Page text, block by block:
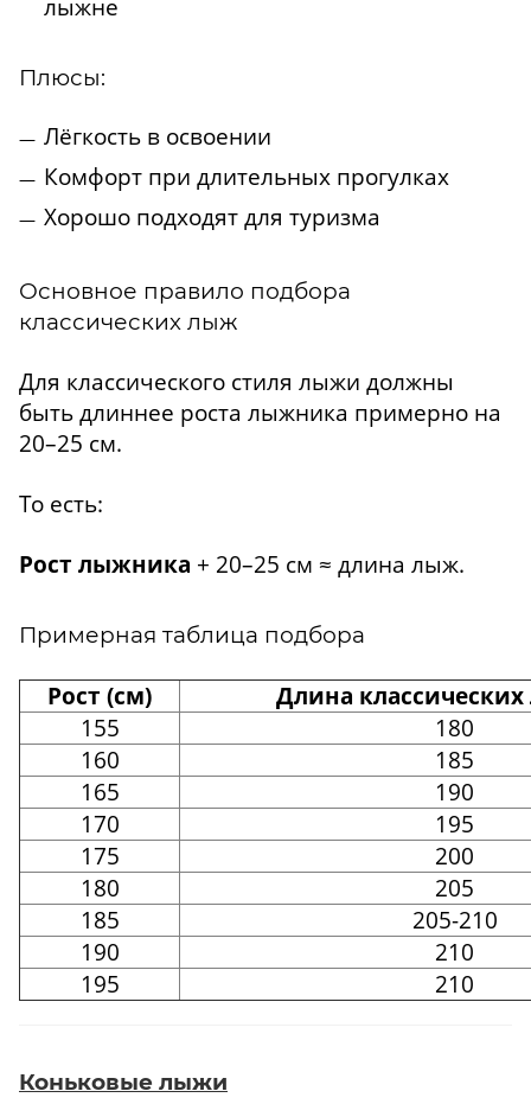
лыжне
Плюсы:
Лёгкость в освоении
Комфорт при длительных прогулках
Хорошо подходят для туризма
Основное правило подбора
классических лыж
Для классического стиля лыжи должны
быть длиннее роста лыжника примерно на
20–25 см.
То есть:
Рост лыжника + 20–25 см ≈ длина лыж.
Примерная таблица подбора
Рост (см)
Длина
155
180
160
185
165
190
170
195
175
200
180
205
185
205-210
190
210
195
210
Коньковые лыжи